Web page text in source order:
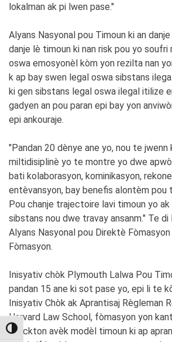
TOGGLE HIGH CONTRAST
lokalman ak pi lwen pase."
Alyans Nasyonal pou Timoun ki an
danje lè timoun ki nan risk pou yo soufri
oswa emosyonèl kòm yon rezilta nan
k ap bay swen legal oswa sibstans
ki gen sibstans legal oswa ilegal itilize
gadyen an pou paran epi bay yon
epi ankouraje.
"Pandan 20 dènye ane yo, nou te
miltidisiplinè yo te montre yo dwe
bati kolaborasyon, kominikasyon,
entèvansyon, bay benefis alontèm pou
Pou chanje trajectoire lavi timoun yo ak
sibstans nou dwe travay ansanm." Te di
Alyans Nasyonal pou Direktè
Fòmasyon.
Inisyativ chòk Plymouth Lalwa Pou
pandan 15 ane ki sot pase yo, epi li te
Inisyativ Chòk ak Aprantisaj Règleman
Harvard Law School, fòmasyon yon
Brockton avèk modèl timoun ki ap